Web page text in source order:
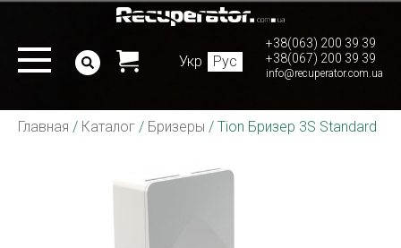
Укр Рус
+38(063) 200 39 39
+38(067) 200 39 39
info@recuperator.com.ua
Главная / Каталог / Бризеры / Tion Бризер 3S Standard